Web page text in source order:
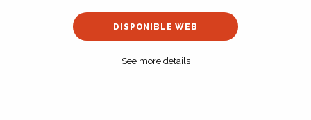
DISPONIBLE WEB
See more details